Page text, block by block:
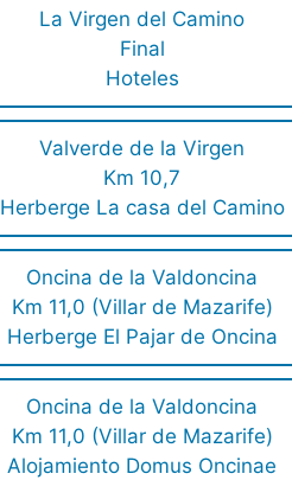
La Virgen del Camino
Final
Hoteles
Valverde de la Virgen
Km 10,7
Herberge La casa del Camino
Oncina de la Valdoncina
Km 11,0 (Villar de Mazarife)
Herberge El Pajar de Oncina
Oncina de la Valdoncina
Km 11,0 (Villar de Mazarife)
Alojamiento Domus Oncinae